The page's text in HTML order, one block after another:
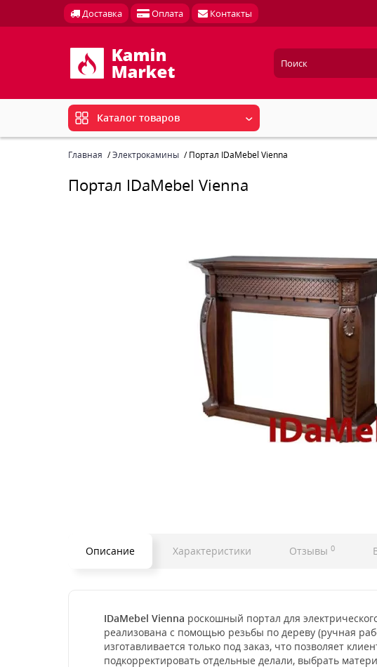
Доставка Оплата Контакты
Каталог товаров
Главная Электрокамины Портал IDaMebel Vienna
Портал IDaMebel Vienna
Описание Характеристики Отзывы 0
IDaMebel Vienna роскошный портал для
реализована с помощью резьбы по дереву (ручная
изготавливается только под заказ, что позволяет
подкорректировать отдельные делали, выбрать